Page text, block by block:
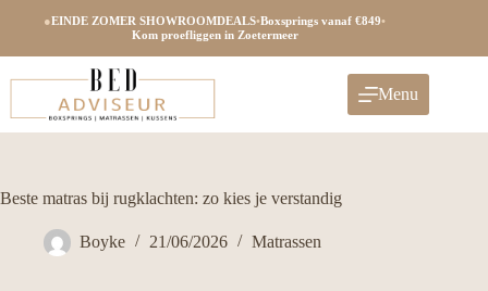
●EINDE ZOMER SHOWROOMDEALS•Boxsprings vanaf €849•
Kom proefliggen in Zoetermeer
Menu
Beste matras bij rugklachten: zo kies je verstandig
Boyke 21/06/2026 Matrassen